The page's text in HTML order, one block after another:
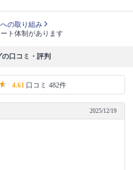
の取り組み
ト体制があります
口コミ・評判
4.61 口コミ 482件
2025/12/19